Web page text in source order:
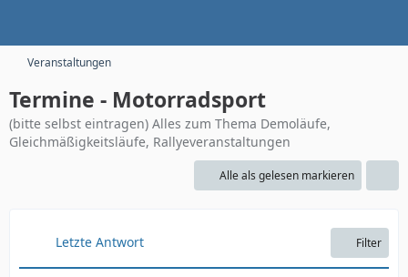
Veranstaltungen
Termine - Motorradsport
(bitte selbst eintragen) Alles zum Thema Demoläufe,
Gleichmäßigkeitsläufe, Rallyeveranstaltungen
Alle als gelesen markieren
Letzte Antwort Filter